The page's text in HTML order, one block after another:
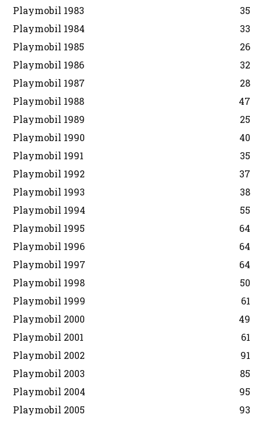
Playmobil 1983
35
Playmobil 1984
33
Playmobil 1985
26
Playmobil 1986
32
Playmobil 1987
28
Playmobil 1988
47
Playmobil 1989
25
Playmobil 1990
40
Playmobil 1991
35
Playmobil 1992
37
Playmobil 1993
38
Playmobil 1994
55
Playmobil 1995
64
Playmobil 1996
64
Playmobil 1997
64
Playmobil 1998
50
Playmobil 1999
61
Playmobil 2000
49
Playmobil 2001
61
Playmobil 2002
91
Playmobil 2003
85
Playmobil 2004
95
Playmobil 2005
93